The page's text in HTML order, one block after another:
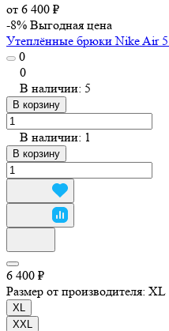
от 6 400 ₽
-8% Выгодная цена
Утеплённые брюки Nike Air
0
0
В наличии: 5
В корзину
В наличии: 1
В корзину
6 400 ₽
Размер от производителя: XL
XL
XXL